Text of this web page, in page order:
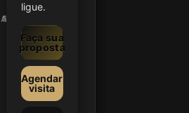
ligue.
Faça sua
proposta
Agendar
visita